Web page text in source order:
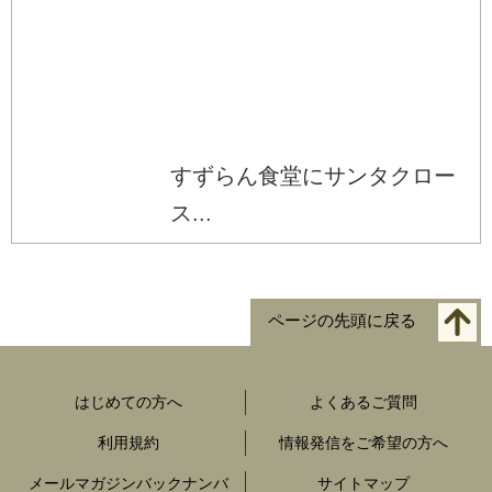
すずらん食堂にサンタクロー
ス...
ページの先頭に戻る
はじめての方へ よくあるご質問
利用規約 情報発信をご希望の方へ
メールマガジンバックナンバ サイトマップ